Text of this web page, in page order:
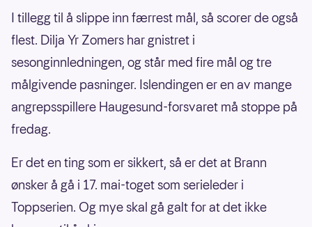
I tillegg til å slippe inn færrest mål, så scorer de også
flest. Dilja Yr Zomers har gnistret i
sesonginnledningen, og står med fire mål og tre
målgivende pasninger. Islendingen er en av mange
angrepsspillere Haugesund-forsvaret må stoppe på
fredag.
Er det en ting som er sikkert, så er det at Brann
ønsker å gå i 17. mai-toget som serieleder i
Toppserien. Og mye skal gå galt for at det ikke